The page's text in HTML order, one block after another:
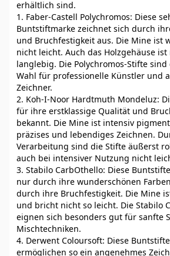
erhältlich sind.
1. Faber-Castell Polychromos: Diese
Buntstiftmarke zeichnet sich durch
und Bruchfestigkeit aus. Die Mine ist
nicht leicht. Auch das Holzgehäuse
langlebig. Die Polychromos-Stifte
Wahl für professionelle Künstler und
Zeichner.
2. Koh-I-Noor Hardtmuth Mondeluz:
für ihre erstklassige Qualität und
bekannt. Die Mine ist intensiv
präzises und lebendiges Zeichnen.
Verarbeitung sind die Stifte äußerst
auch bei intensiver Nutzung nicht
3. Stabilo CarbOthello: Diese
nur durch ihre wunderschönen
durch ihre Bruchfestigkeit. Die Mine
und bricht nicht so leicht. Die Stabilo
eignen sich besonders gut für sanfte
Mischtechniken.
4. Derwent Coloursoft: Diese
ermöglichen so ein angenehmes